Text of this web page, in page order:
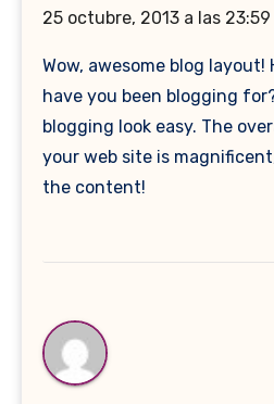
25 octubre, 2013 a las 23:59
Wow, awesome blog layout!
have you been blogging
blogging look easy. The
your web site is
the content!